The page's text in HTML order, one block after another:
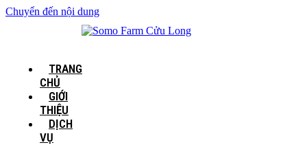
Chuyển đến nội dung
TRANG
CHỦ
GIỚI
THIỆU
DỊCH
VỤ